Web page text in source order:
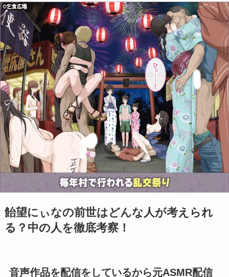
飴望にぃなの前世はどんな人が考えられ
る？中の人を徹底考察！
音声作品を配信をしているから元ASMR配信